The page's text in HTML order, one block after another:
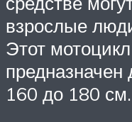
взрослые
Этот
160 до 180 см.